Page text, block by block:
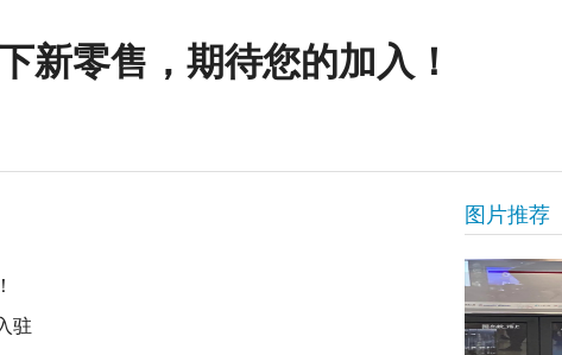
新零售，期待您的加入！
驻
图片推荐